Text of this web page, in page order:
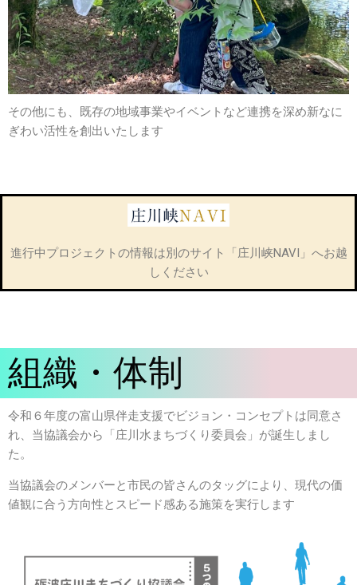
その他にも、既存の地域事業やイベントなど連携を深め新なに
ぎわい活性を創出いたします
進行中プロジェクトの情報は別のサイト「庄川峡NAVI」へお越
しください
組織・体制
令和６年度の富山県伴走支援でビジョン・コンセプトは同意さ
れ、当協議会から「庄川水まちづくり委員会」が誕生しまし
た。
当協議会のメンバーと市民の皆さんのタッグにより、現代の価
値観に合う方向性とスピード感ある施策を実行します